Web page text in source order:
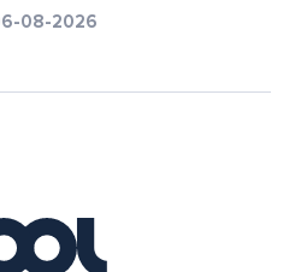
08-2026